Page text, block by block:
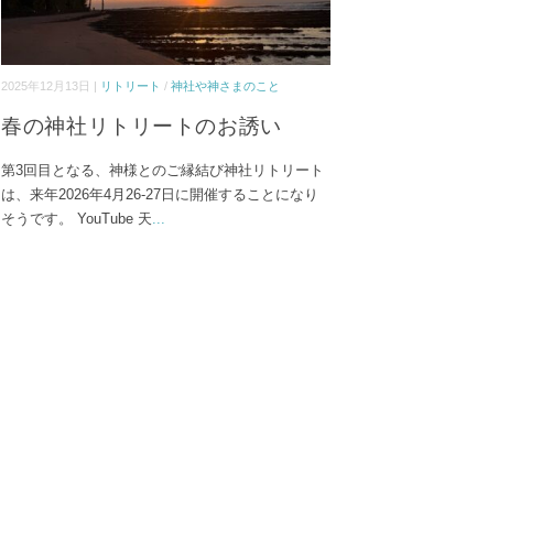
2025年12月13日 | リトリート /神社や神さまのこと
春の神社リトリートのお誘い
第3回目となる、神様とのご縁結び神社リトリート
は、来年2026年4月26-27日に開催することになり
そうです。 YouTube 天